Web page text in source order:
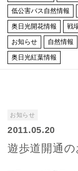
低公害バス自然情報
奥日光開花情報 戦
お知らせ 自然情報
奥日光紅葉情報
お知らせ
2011.05.20
遊歩道開通